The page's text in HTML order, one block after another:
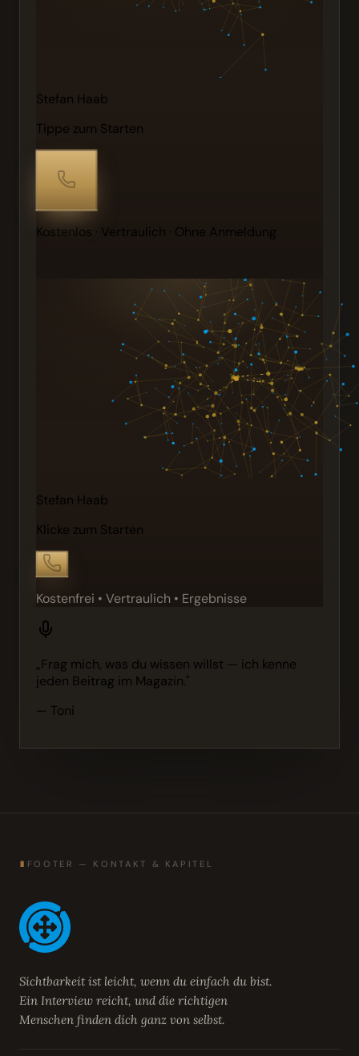
Stefan Haab
Tippe zum Starten
Kostenlos · Vertraulich · Ohne Anmeldung
Stefan Haab
Klicke zum Starten
Kostenfrei • Vertraulich • Ergebnisse
„Frag mich, was du wissen willst — ich kenne
jeden Beitrag im Magazin."
— Toni
∎ FOOTER — KONTAKT & KAPITEL
Sichtbarkeit ist leicht, wenn du einfach du bist.
Ein Interview reicht, und die richtigen
Menschen finden dich ganz von selbst.